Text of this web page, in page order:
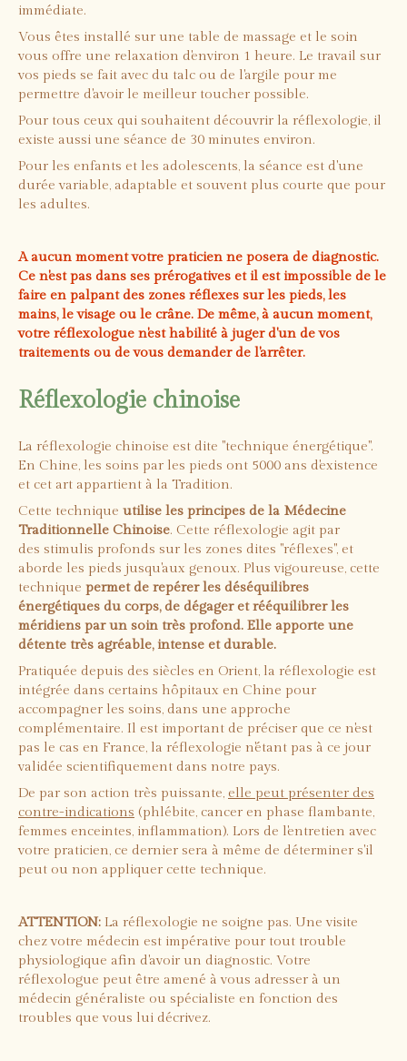
immédiate.
Vous êtes installé sur une table de massage et le soin
vous offre une relaxation d'environ 1 heure. Le travail sur
vos pieds se fait avec du talc ou de l'argile pour me
permettre d'avoir le meilleur toucher possible.
Pour tous ceux qui souhaitent découvrir la réflexologie, il
existe aussi une séance de 30 minutes environ.
Pour les enfants et les adolescents, la séance est d'une
durée variable, adaptable et souvent plus courte que pour
les adultes.
A aucun moment votre praticien ne posera de diagnostic.
Ce n'est pas dans ses prérogatives et il est impossible de le
faire en palpant des zones réflexes sur les pieds, les
mains, le visage ou le crâne. De même, à aucun moment,
votre réflexologue n'est habilité à juger d'un de vos
traitements ou de vous demander de l'arrêter.
Réflexologie chinoise
La réflexologie chinoise est dite "technique énergétique".
En Chine, les soins par les pieds ont 5000 ans d'existence
et cet art appartient à la Tradition.
Cette technique utilise les principes de la Médecine
Traditionnelle Chinoise. Cette réflexologie agit par
des stimulis profonds sur les zones dites "réflexes", et
aborde les pieds jusqu'aux genoux. Plus vigoureuse, cette
technique permet de repérer les déséquilibres
énergétiques du corps, de dégager et rééquilibrer les
méridiens par un soin très profond. Elle apporte une
détente très agréable, intense et durable.
Pratiquée depuis des siècles en Orient, la réflexologie est
intégrée dans certains hôpitaux en Chine pour
accompagner les soins, dans une approche
complémentaire. Il est important de préciser que ce n'est
pas le cas en France, la réflexologie n'étant pas à ce jour
validée scientifiquement dans notre pays.
De par son action très puissante, elle peut présenter des
contre-indications (phlébite, cancer en phase flambante,
femmes enceintes, inflammation). Lors de l'entretien avec
votre praticien, ce dernier sera à même de déterminer s'il
peut ou non appliquer cette technique.
ATTENTION: La réflexologie ne soigne pas. Une visite
chez votre médecin est impérative pour tout trouble
physiologique afin d'avoir un diagnostic. Votre
réflexologue peut être amené à vous adresser à un
médecin généraliste ou spécialiste en fonction des
troubles que vous lui décrivez.